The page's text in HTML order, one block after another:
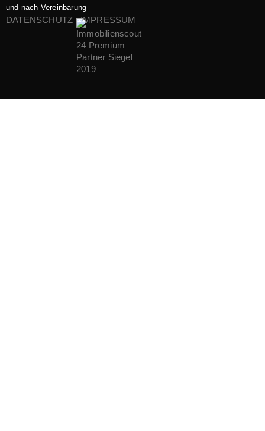
und nach Vereinbarung
DATENSCHUTZ .IMPRESSUM